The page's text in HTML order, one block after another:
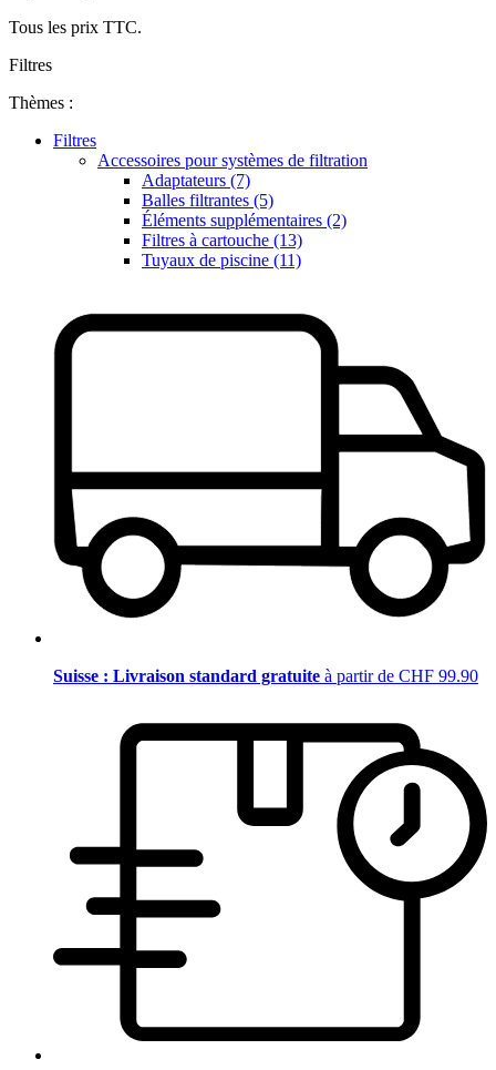
Tous les prix TTC.
Filtres
Thèmes :
Filtres
Accessoires pour systèmes de filtration
Adaptateurs (7)
Balles filtrantes (5)
Éléments supplémentaires (2)
Filtres à cartouche (13)
Tuyaux de piscine (11)
Suisse : Livraison standard gratuite à partir de CHF 99.90